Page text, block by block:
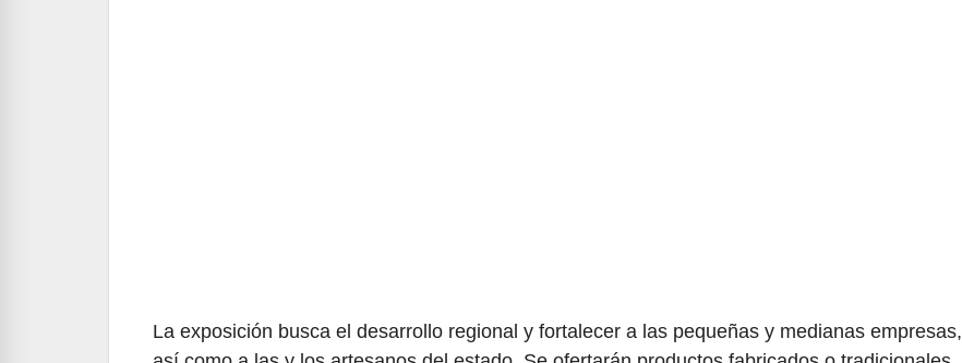
La exposición busca el desarrollo regional y fortalecer a las pequeñas y medianas empresas,